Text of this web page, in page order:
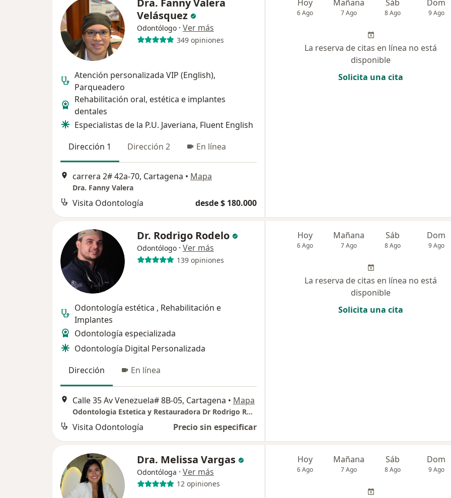
Dra. Fanny Valera
Velásquez
Odontólogo · Ver más
349 opiniones
Atención personalizada VIP (English),
Parqueadero
Rehabilitación oral, estética e implantes
dentales
Especialistas de la P.U. Javeriana, Fluent English
Dirección 1
Dirección 2 En línea
carrera 2# 42a-70, Cartagena • Mapa
Dra. Fanny Valera
Visita Odontología desde $ 180.000
Hoy
6 Ago
Mañana
7 Ago
Sáb
8 Ago
Dom
9 Ago
La reserva de citas en línea no está
disponible
Solicita una cita
Dr. Rodrigo Rodelo
Odontólogo · Ver más
139 opiniones
Odontología estética , Rehabilitación e
Implantes
Odontología especializada
Odontología Digital Personalizada
Dirección
En línea
Calle 35 Av Venezuela# 8B-05, Cartagena • Mapa
Odontologia Estetica y Restauradora Dr Rodrigo Rodelo
Visita Odontología Precio sin especificar
Hoy
6 Ago
Mañana
7 Ago
Sáb
8 Ago
Dom
9 Ago
La reserva de citas en línea no está
disponible
Solicita una cita
Dra. Melissa Vargas
Odontóloga · Ver más
12 opiniones
Hoy
6 Ago
Mañana
7 Ago
Sáb
8 Ago
Dom
9 Ago